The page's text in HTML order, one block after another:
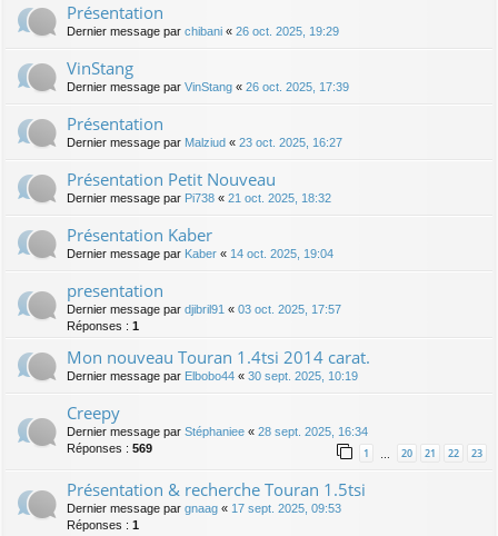
Présentation
Dernier message par chibani « 26 oct. 2025, 19:29
VinStang
Dernier message par VinStang « 26 oct. 2025, 17:39
Présentation
Dernier message par Malziud « 23 oct. 2025, 16:27
Présentation Petit Nouveau
Dernier message par Pi738 « 21 oct. 2025, 18:32
Présentation Kaber
Dernier message par Kaber « 14 oct. 2025, 19:04
presentation
Dernier message par djibril91 « 03 oct. 2025, 17:57
Réponses : 1
Mon nouveau Touran 1.4tsi 2014 carat.
Dernier message par Elbobo44 « 30 sept. 2025, 10:19
Creepy
Dernier message par Stéphaniee « 28 sept. 2025, 16:34
Réponses : 569 1 … 20 21 22 23
Présentation & recherche Touran 1.5tsi
Dernier message par gnaag « 17 sept. 2025, 09:53
Réponses : 1